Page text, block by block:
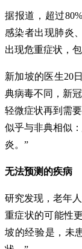
据报道，超过
感染者出现肺炎
出现危重症状，
新加坡的医生20
典病毒不同，新
轻微症状再到需
似乎与非典相似
炎。”
无法预测的疾病
研究发现，老年
重症状的可能性
坡的经验是，未